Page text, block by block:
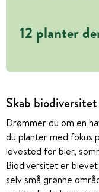
12 planter
Skab
Drømmer du om en
du planter med fokus
levested for bier,
Biodiversitet er
selv små grønne